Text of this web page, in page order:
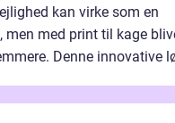
kan virke som en
men med print til kage
Denne innovative